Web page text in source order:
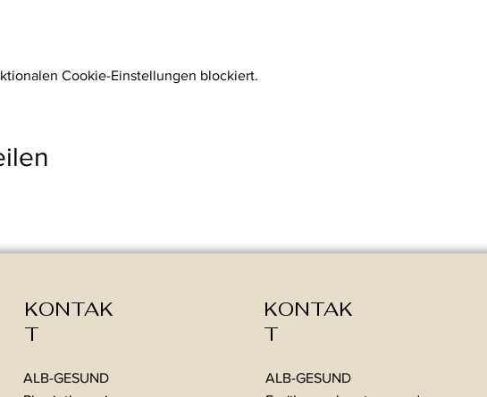
Cookie-Einstellungen blockiert.
KONTAK
T
ALB-GESUND
KONTAK
T
ALB-GESUND